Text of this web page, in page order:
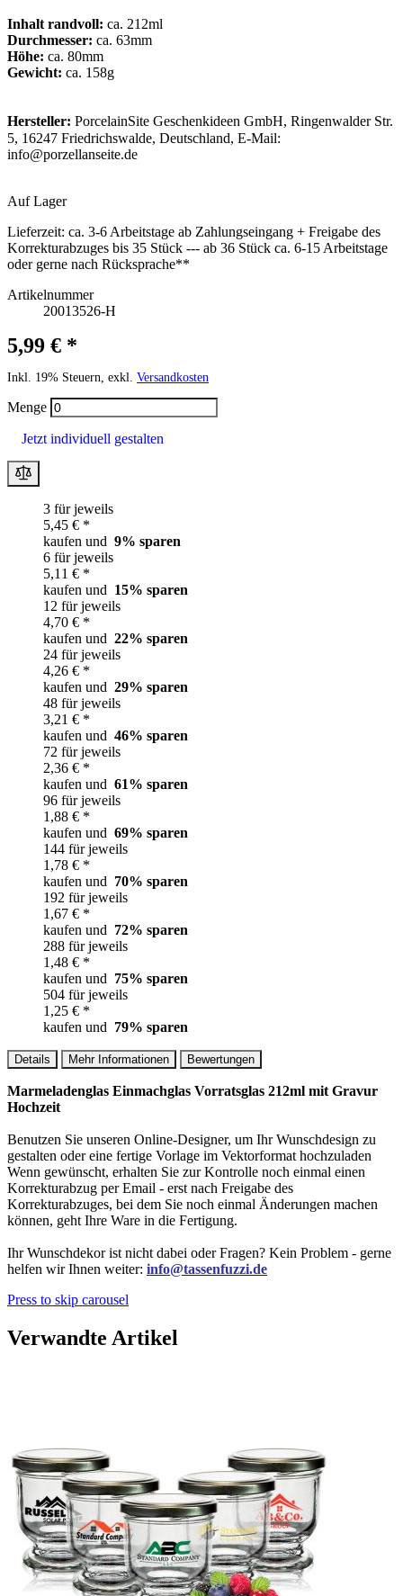
Inhalt randvoll: ca. 212ml
Durchmesser: ca. 63mm
Höhe: ca. 80mm
Gewicht: ca. 158g
Hersteller: PorcelainSite Geschenkideen GmbH, Ringenwalder Str.
5, 16247 Friedrichswalde, Deutschland, E-Mail:
info@porzellanseite.de
Auf Lager
Lieferzeit: ca. 3-6 Arbeitstage ab Zahlungseingang + Freigabe des
Korrekturabzuges bis 35 Stück --- ab 36 Stück ca. 6-15 Arbeitstage
oder gerne nach Rücksprache**
Artikelnummer
20013526-H
5,99 € *
Inkl. 19% Steuern, exkl. Versandkosten
Menge
Jetzt individuell gestalten
3 für jeweils
5,45 € *
kaufen und 9% sparen
6 für jeweils
5,11 € *
kaufen und 15% sparen
12 für jeweils
4,70 € *
kaufen und 22% sparen
24 für jeweils
4,26 € *
kaufen und 29% sparen
48 für jeweils
3,21 € *
kaufen und 46% sparen
72 für jeweils
2,36 € *
kaufen und 61% sparen
96 für jeweils
1,88 € *
kaufen und 69% sparen
144 für jeweils
1,78 € *
kaufen und 70% sparen
192 für jeweils
1,67 € *
kaufen und 72% sparen
288 für jeweils
1,48 € *
kaufen und 75% sparen
504 für jeweils
1,25 € *
kaufen und 79% sparen
Details Mehr Informationen Bewertungen
Marmeladenglas Einmachglas Vorratsglas 212ml mit Gravur
Hochzeit
Benutzen Sie unseren Online-Designer, um Ihr Wunschdesign zu
gestalten oder eine fertige Vorlage im Vektorformat hochzuladen
Wenn gewünscht, erhalten Sie zur Kontrolle noch einmal einen
Korrekturabzug per Email - erst nach Freigabe des
Korrekturabzuges, bei dem Sie noch einmal Änderungen machen
können, geht Ihre Ware in die Fertigung.
Ihr Wunschdekor ist nicht dabei oder Fragen? Kein Problem - gerne
helfen wir Ihnen weiter: info@tassenfuzzi.de
Press to skip carousel
Verwandte Artikel